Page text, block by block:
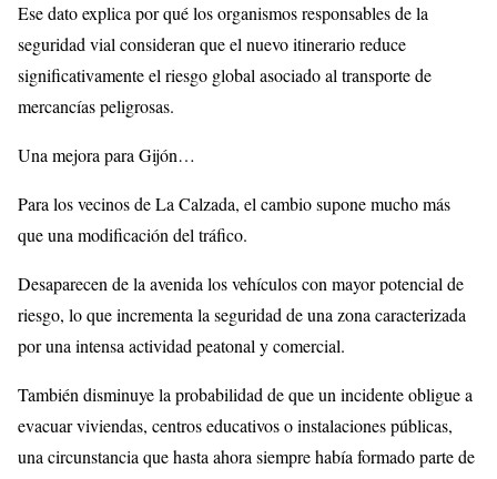
Ese dato explica por qué los organismos responsables de la
seguridad vial consideran que el nuevo itinerario reduce
significativamente el riesgo global asociado al transporte de
mercancías peligrosas.
Una mejora para Gijón…
Para los vecinos de La Calzada, el cambio supone mucho más
que una modificación del tráfico.
Desaparecen de la avenida los vehículos con mayor potencial de
riesgo, lo que incrementa la seguridad de una zona caracterizada
por una intensa actividad peatonal y comercial.
También disminuye la probabilidad de que un incidente obligue a
evacuar viviendas, centros educativos o instalaciones públicas,
una circunstancia que hasta ahora siempre había formado parte de